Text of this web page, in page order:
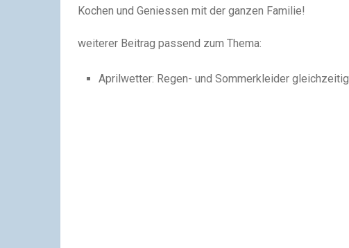
Kochen und Geniessen mit der ganzen Familie!
weiterer Beitrag passend zum Thema:
Aprilwetter: Regen- und Sommerkleider gleichzeitig